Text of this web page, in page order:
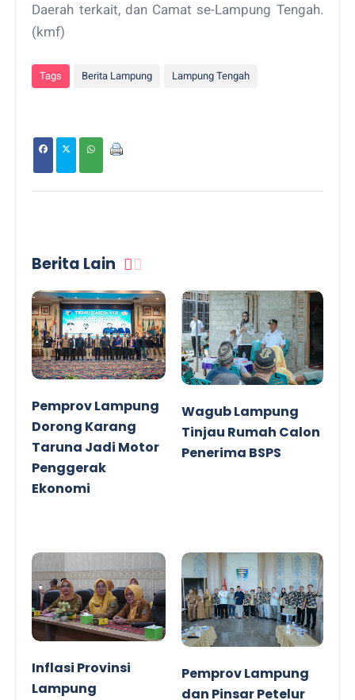
Daerah terkait, dan Camat se-Lampung Tengah.
(kmf)
Tags Berita Lampung Lampung Tengah
Berita Lain
Pemprov Lampung
Dorong Karang
Taruna Jadi Motor
Penggerak
Ekonomi
Wagub Lampung
Tinjau Rumah Calon
Penerima BSPS
Inflasi Provinsi
Lampung
Pemprov Lampung
dan Pinsar Petelur